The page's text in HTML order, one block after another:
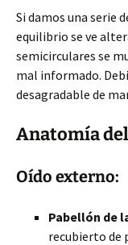
Si damos una serie
equilibrio se ve
semicirculares se
mal informado.
desagradable de
Anatomía
Oído externo:
Pabellón de
recubierto de